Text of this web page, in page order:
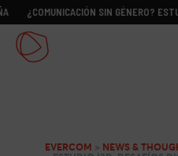
SIN GÉNERO? ESTUDIO
EVERCOM > NEWS &